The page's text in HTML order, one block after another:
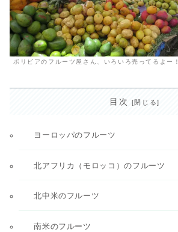
ボリビアのフルーツ屋さん、いろいろ売ってるよー！
目次
ヨーロッパのフルーツ
北アフリカ（モロッコ）のフルーツ
北中米のフルーツ
南米のフルーツ